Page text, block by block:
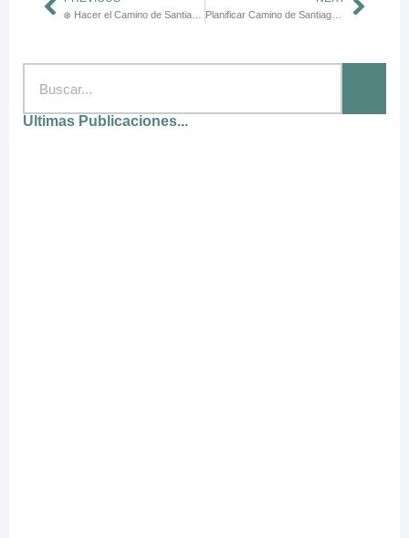
Planificar Camino de Santiago por estación: guía completa 2025 🌿☀️🍂❄️
Ultimas Publicaciones...